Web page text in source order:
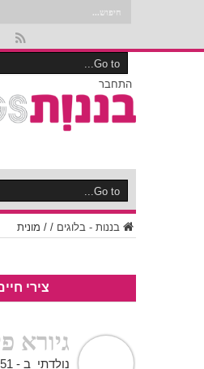
התחבר
בננות - בלוגים /
/ מונית
צירי
גיורא